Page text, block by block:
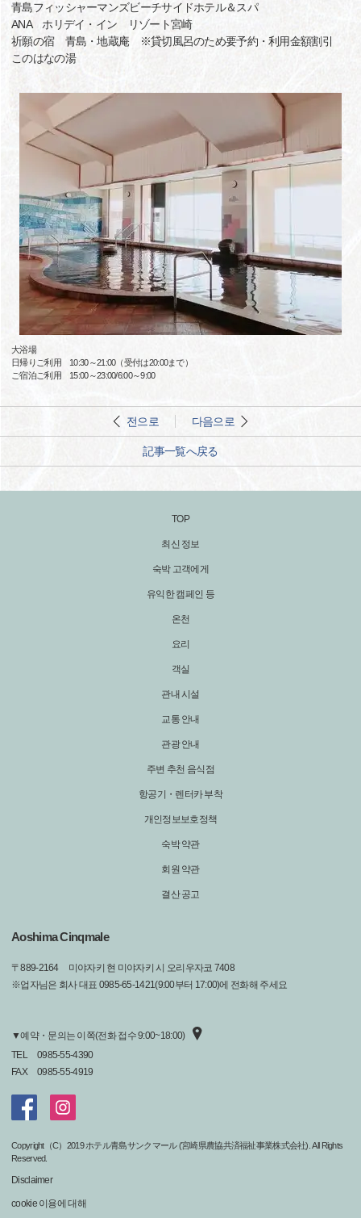
青島フィッシャーマンズビーチサイドホテル＆スパ
ANA ホリデイ・イン リゾート宮崎
祈願の宿 青島・地蔵庵 ※貸切風呂のため要予約・利用金額割引
このはなの湯
大浴場
日帰りご利用 10:30～21:00（受付は20:00まで）
ご宿泊ご利用 15:00～23:00/6:00～9:00
전으로 다음으로
記事一覧へ戻る
TOP
최신 정보
숙박 고객에게
유익한 캠페인 등
온천
요리
객실
관내 시설
교통 안내
관광 안내
주변 추천 음식점
항공기・렌터카 부착
개인정보보호정책
숙박 약관
회원 약관
결산 공고
Aoshima Cinqmale
〒889-2164
미야자키 현 미야자키 시 오리우자코 7408
※업자님은 회사 대표 0985-65-1421(9:00부터 17:00)에 전화해 주세요
▼예약・문의는 이쪽(전화 접수 9:00~18:00)
TEL
0985-55-4390
FAX
0985-55-4919
Copyright（C）2019 ホテル青島サンクマール (宮崎県農協共済福祉事業株式会社). All Rights
Reserved.
Disclaimer
cookie 이용에 대해